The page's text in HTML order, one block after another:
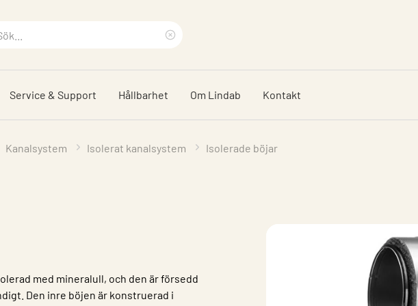
sökfras
Service & Support Hållbarhet Om Lindab Kontakt
Kanalsystem Isolerat kanalsystem Isolerade böjar
med mineralull, och den är försedd
Den inre böjen är konstruerad i